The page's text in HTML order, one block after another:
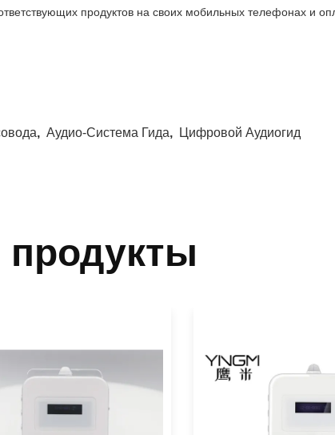
продуктов на своих мобильных телефонах и
, Аудио-Система Гида, Цифровой Аудиогид